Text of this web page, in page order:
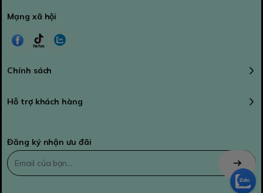
Mạng xã hội
Chính sách
Hỗ trợ khách hàng
Đăng ký nhận ưu đãi